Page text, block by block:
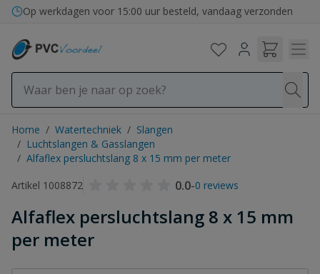
Ga naar de inhoud
Op werkdagen voor 15:00 uur besteld, vandaag verzonden
Home / Watertechniek / Slangen
/ Luchtslangen & Gasslangen
/ Alfaflex persluchtslang 8 x 15 mm per meter
Artikel 1008872
0.0-0 reviews
Alfaflex persluchtslang 8 x 15 mm
per meter